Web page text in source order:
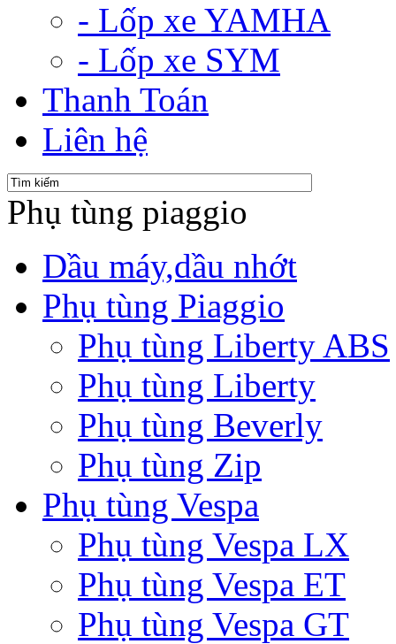
- Lốp xe YAMHA
- Lốp xe SYM
Thanh Toán
Liên hệ
Phụ tùng piaggio
Dầu máy,dầu nhớt
Phụ tùng Piaggio
Phụ tùng Liberty ABS
Phụ tùng Liberty
Phụ tùng Beverly
Phụ tùng Zip
Phụ tùng Vespa
Phụ tùng Vespa LX
Phụ tùng Vespa ET
Phụ tùng Vespa GT